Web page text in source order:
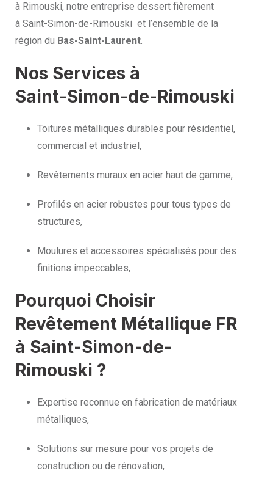
à Rimouski, notre entreprise dessert fièrement
à Saint-Simon-de-Rimouski et l’ensemble de la
région du Bas-Saint-Laurent.
Nos Services à
Saint-Simon-de-Rimouski
Toitures métalliques durables pour résidentiel,
commercial et industriel,
Revêtements muraux en acier haut de gamme,
Profilés en acier robustes pour tous types de
structures,
Moulures et accessoires spécialisés pour des
finitions impeccables,
Pourquoi Choisir
Revêtement Métallique FR
à Saint-Simon-de-
Rimouski ?
Expertise reconnue en fabrication de matériaux
métalliques,
Solutions sur mesure pour vos projets de
construction ou de rénovation,